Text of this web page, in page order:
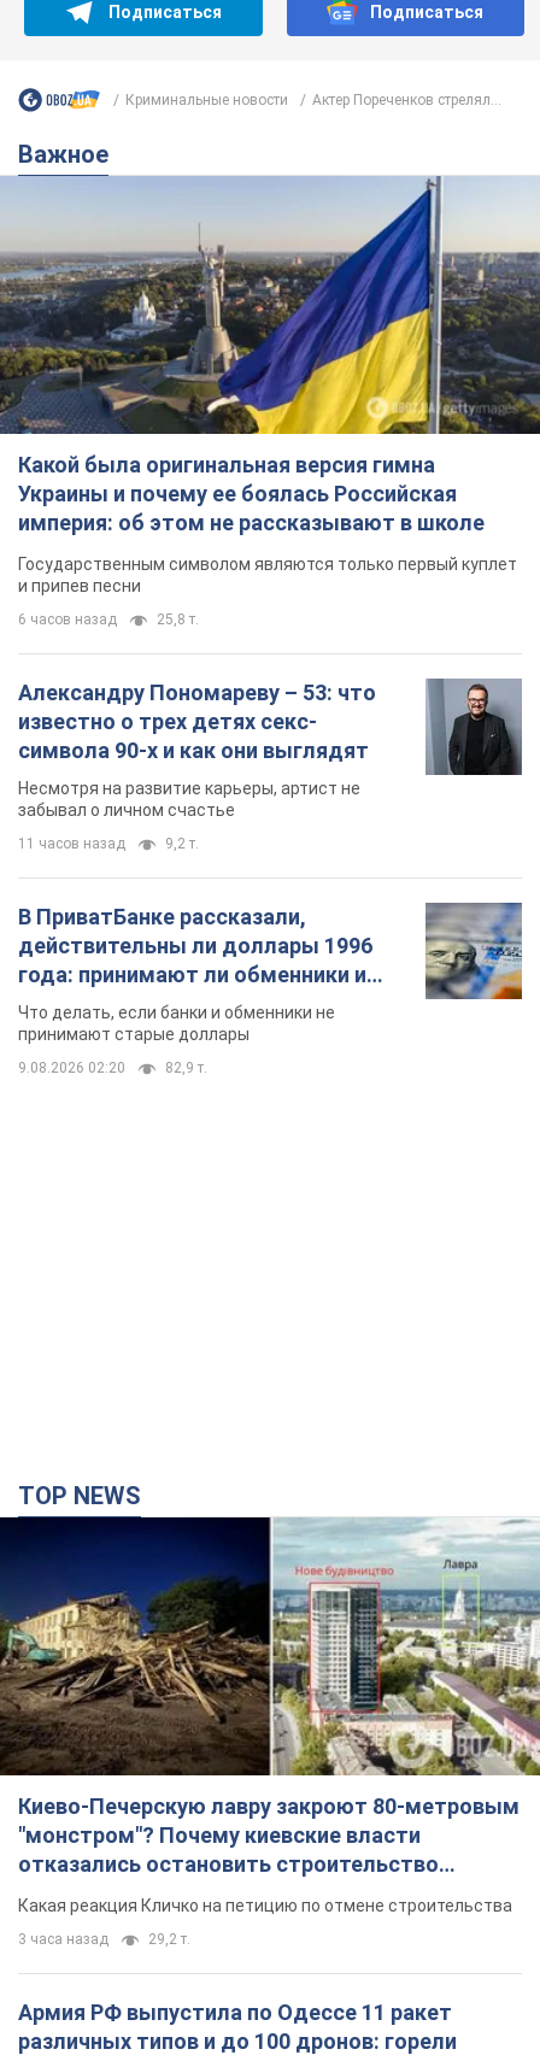
Какой была оригинальная версия гимна
Украины и почему ее боялась Российская
империя: об этом не рассказывают в школе
Государственным символом являются только первый куплет
и припев песни
6 часов назад 25,8 т.
Александру Пономареву – 53: что
известно о трех детях секс-
символа 90-х и как они выглядят
забывал о личном счастье
действительны ли доллары 1996
года: принимают ли обменники и
банки такие купюры
принимают старые доллары
Киево-Печерскую лавру закроют 80-метровым
"монстром"? Почему киевские власти
отказались остановить строительство
небоскреба "московского верующего"
Какая реакция Кличко на петицию по отмене строительства
3 часа назад 29,2 т.
Армия РФ выпустила по Одессе 11 ракет
различных типов и до 100 дронов: горели
исторические здания, есть пострадавшие.
Фото и видео
Для террора враг применил ракеты и дроны
33 минуты назад 54,2 т.
МИД Болгарии вызвал украинского посла из-за
инцидента с дроном: что произошло
Беседа состоится 10 августа